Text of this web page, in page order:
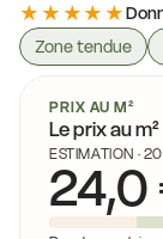
★★★★★
Zone tendue
PRIX AU M²
Le prix au
ESTIMATION ·